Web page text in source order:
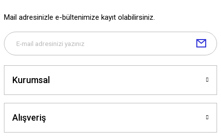
Mail adresinizle e-bültenimize kayıt olabilirsiniz.
Kurumsal
Alışveriş